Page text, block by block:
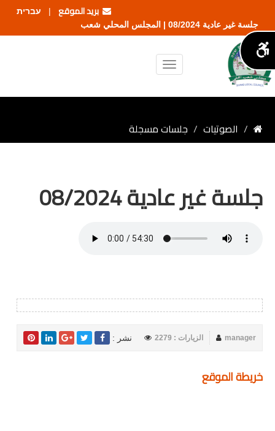
بريد الموقع | עברית
جلسة غير عادية 08/2024 | المجلس المحلي شعب
الصوتيات جلسات مسجلة
جلسة غير عادية 08/2024
manager الزيارات : 2279 نشر :
خريطة الموقع